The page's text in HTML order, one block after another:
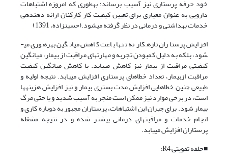
خود حرفه پرستاری نیز آسیب برساند؛ به­طوری که امروزه اشتباهات
دارویی به عنوان معیاری برای تعیین کیفیت کار کارکنان ارائه دهنده­ی
خدمات بهداشتی و درمانی در نظر گرفته می­شود.(حسین­زاده، 1391)
افزایش پرستاران تازه­کار نه تنها باعث کاهش میانگین بهره­وری می­
شود، بلکه به دلیل کم­بودن تجربه و مهارت­های مراقبت از بیمار، میانگین
کیفیتی مراقبت از بیمار نیز کاهش می­یابد. با کاهش میانگین کیفیت
مراقبت ازبیمار، تعداد خطاهای پرستاری افزایش می­یابد. نتیجه اولیه و
طبیعی چنین خطاهایی افزایش مدت بستری بیمار و نیز افزایش هزینه­ها
است، در برخی موارد نیز ممکن است منجر به آسیب شدید و یا حتی مرگ
بیمار شود. برای جبران این اشتباهات، پرستاران مجبور به دوباره کاری و
انجام خدمات و مراقبت­های درمانی بیشتر شده و در نتیجه مشغله
پرستاران افزایش می­یابد.
■حلقه تقویتی R4: